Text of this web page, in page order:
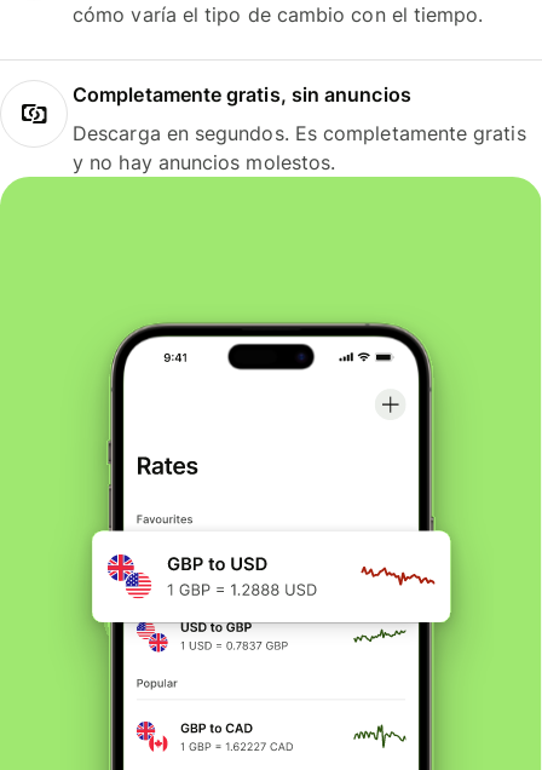
cómo varía el tipo de cambio con el tiempo.
Completamente gratis, sin anuncios
Descarga en segundos. Es completamente gratis
y no hay anuncios molestos.